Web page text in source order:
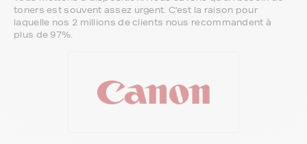
toners est souvent assez urgent. C'est la raison pour
laquelle nos 2 millions de clients nous recommandent à
plus de 97%.